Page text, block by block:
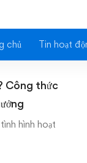
chủ Tin hoạt
Công thức
hình hoạt